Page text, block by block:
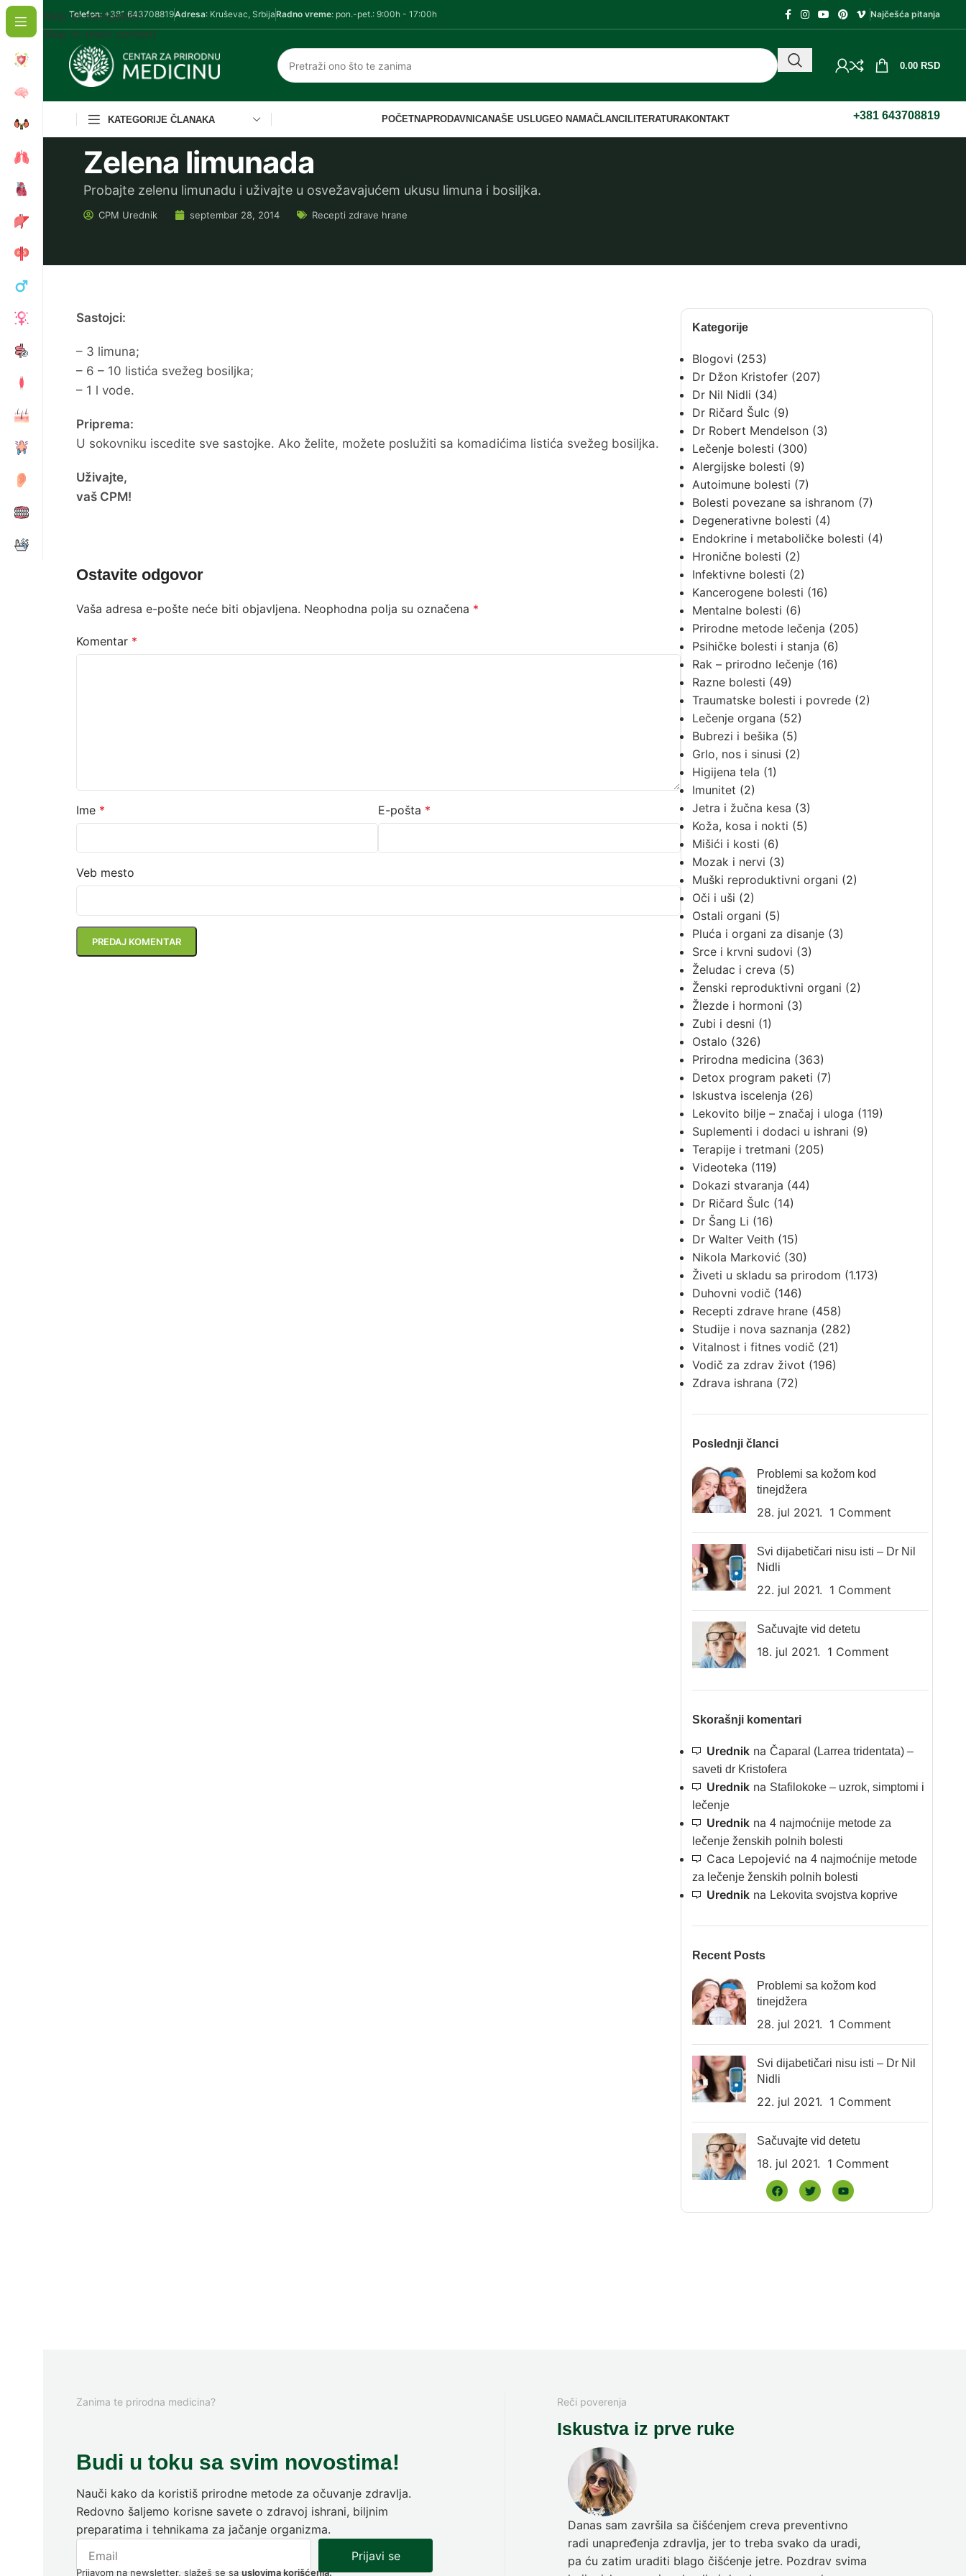
Skip to navigation
Skip to main content
Telefon: +381 643708819Adresa: Kruševac, SrbijaRadno vreme: pon.-pet.: 9:00h - 17:00h Najčešća pitanja
0.00 RSD
KATEGORIJE ČLANAKA POČETNAPRODAVNICANAŠE USLUGEO NAMAČLANCI LITERATURAKONTAKT +381 643708819
Zelena limunada
Probajte zelenu limunadu i uživajte u osvežavajućem ukusu limuna i bosiljka.
CPM Urednik septembar 28, 2014 Recepti zdrave hrane
Kategorije
Blogovi (253)
Dr Džon Kristofer(207)
Dr Nil Nidli (34)
Dr Ričard Šulc (9)
Dr Robert Mendelson(3)
Lečenje bolesti (300)
Alergijske bolesti (9)
Autoimune bolesti (7)
Bolesti povezane sa ishranom (7)
Degenerativne bolesti (4)
Endokrine i metaboličke bolesti (4)
Hronične bolesti (2)
Infektivne bolesti (2)
Kancerogene bolesti (16)
Mentalne bolesti (6)
Prirodne metode lečenja (205)
Psihičke bolesti i stanja (6)
Rak – prirodno lečenje(16)
Razne bolesti (49)
Traumatske bolesti i povrede(2)
Lečenje organa (52)
Bubrezi i bešika (5)
Grlo, nos i sinusi (2)
Higijena tela (1)
Imunitet (2)
Jetra i žučna kesa (3)
Koža, kosa i nokti (5)
Mišići i kosti (6)
Mozak i nervi (3)
Muški reproduktivni organi (2)
Oči i uši (2)
Ostali organi (5)
Pluća i organi za disanje(3)
Srce i krvni sudovi (3)
Želudac i creva (5)
Ženski reproduktivni organi (2)
Žlezde i hormoni (3)
Zubi i desni (1)
Ostalo (326)
Prirodna medicina (363)
Detox program paketi (7)
Iskustva iscelenja (26)
Lekovito bilje – značaj i uloga (119)
Suplementi i dodaci u ishrani (9)
Terapije i tretmani (205)
Videoteka (119)
Dokazi stvaranja (44)
Dr Ričard Šulc (14)
Dr Šang Li (16)
Dr Walter Veith(15)
Nikola Marković (30)
Živeti u skladu sa prirodom (1.173)
Duhovni vodič (146)
Recepti zdrave hrane(458)
Studije i nova saznanja (282)
Vitalnost i fitnes vodič (21)
Vodič za zdrav život (196)
Zdrava ishrana (72)
Poslednji članci
Problemi sa kožom kod
tinejdžera
28. jul 2021. 1 Comment
Svi dijabetičari nisu isti – Dr Nil
Nidli
22. jul 2021. 1 Comment
Sačuvajte vid detetu
18. jul 2021. 1 Comment
Skorašnji komentari
Urednikna Čaparal (Larrea tridentata) –
saveti dr Kristofera
Urednikna Stafilokoke – uzrok, simptomi i
lečenje
Urednikna 4 najmoćnije metode za
lečenje ženskih polnih bolesti
Caca Lepojević na 4 najmoćnije metode
za lečenje ženskih polnih bolesti
Urednikna Lekovita svojstva koprive
Recent Posts
Problemi sa kožom kod
tinejdžera
28. jul 2021. 1 Comment
Svi dijabetičari nisu isti – Dr Nil
Nidli
22. jul 2021. 1 Comment
Sačuvajte vid detetu
18. jul 2021. 1 Comment
Sastojci:
– 3 limuna;
– 6 – 10 listića svežeg bosiljka;
– 1 l vode.
Priprema:
U sokovniku iscedite sve sastojke. Ako želite, možete poslužiti sa komadićima listića svežeg bosiljka.
Uživajte,
vaš CPM!
Ostavite odgovor
Vaša adresa e-pošte neće biti objavljena. Neophodna polja su označena *
Komentar *
Ime * E-pošta *
Veb mesto
Zanima te prirodna medicina?
Budi u toku sa svim novostima!
Nauči kako da koristiš prirodne metode za očuvanje zdravlja.
Redovno šaljemo korisne savete o zdravoj ishrani, biljnim
preparatima i tehnikama za jačanje organizma.
Prijavi se
Prijavom na newsletter, slažeš se sauslovima korišćenja.
Reči poverenja
Iskustva iz prve ruke
Danas sam završila sa čišćenjem creva preventivno
radi unapređenja zdravlja, jer to treba svako da uradi,
pa ću zatim uraditi blago čišćenje jetre. Pozdrav svima